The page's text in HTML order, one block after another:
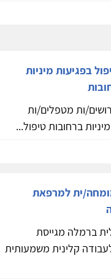
בפגיעות מיניות
ות מטפלים/ות
ברחובות טיפול...
ית למרפאת
ברמלה מגייסת
קלינית משמעותית